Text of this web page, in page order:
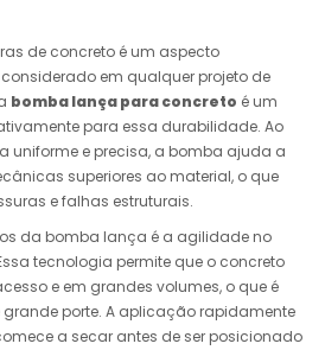
de concreto é um aspecto
em qualquer projeto de
bomba lança para concreto é um
para essa durabilidade. Ao
uniforme e precisa, a bomba ajuda a
superiores ao material, o que
e falhas estruturais.
da bomba lança é a agilidade no
tecnologia permite que o concreto
e em grandes volumes, o que é
porte. A aplicação rapidamente
a secar antes de ser posicionado